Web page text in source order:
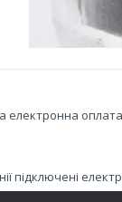
підключені